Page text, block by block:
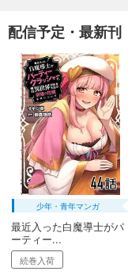
配信予定・最新刊
少年・青年マンガ
最近入った白魔導士がパ
ーティー...
続巻入荷